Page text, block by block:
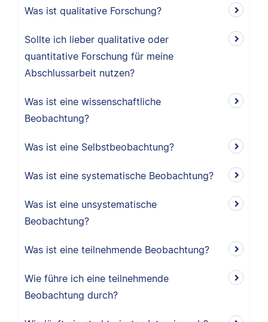
Was ist qualitative Forschung?
Sollte ich lieber qualitative oder
quantitative Forschung für meine
Abschlussarbeit nutzen?
Was ist eine wissenschaftliche
Beobachtung?
Was ist eine Selbstbeobachtung?
Was ist eine systematische Beobachtung?
Was ist eine unsystematische
Beobachtung?
Was ist eine teilnehmende Beobachtung?
Wie führe ich eine teilnehmende
Beobachtung durch?